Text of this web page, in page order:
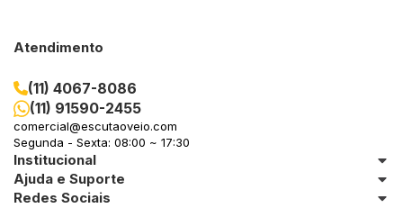
Atendimento
(11) 4067-8086
(11) 91590-2455
comercial@escutaoveio.com
Segunda - Sexta: 08:00 ~ 17:30
Institucional
Ajuda e Suporte
Redes Sociais